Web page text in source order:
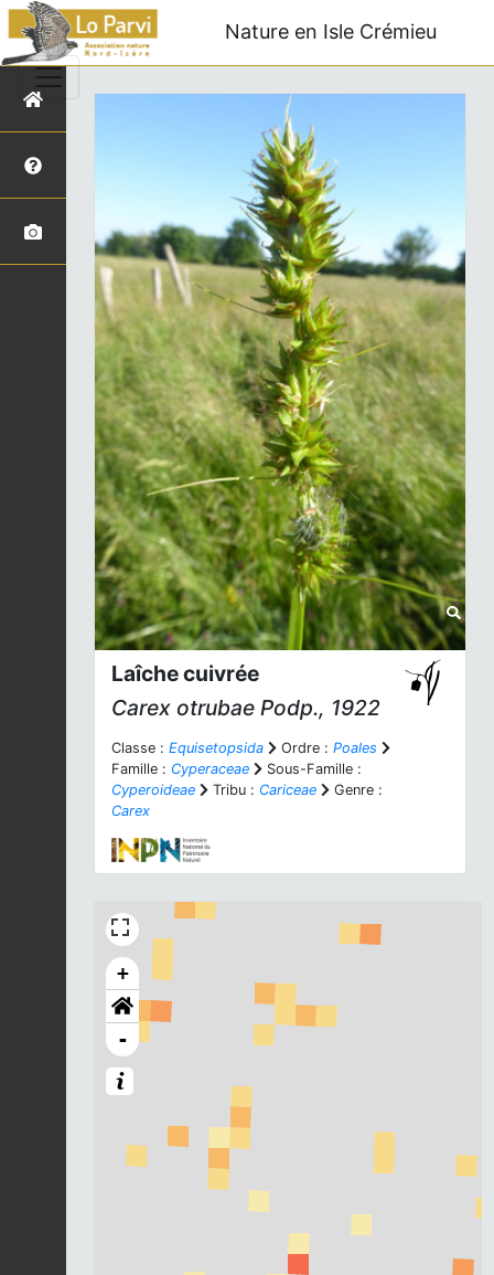
Nature en Isle Crémieu
Laîche cuivrée
Carex otrubae Podp., 1922
Classe : Equisetopsida Ordre : Poales
Famille : Cyperaceae
Sous-Famille :
Cyperoideae
Tribu : Cariceae
Genre :
Carex
+
-